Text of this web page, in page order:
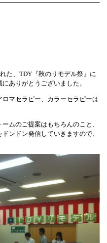
た、TDY『秋のリモデル祭』に
ありがとうございました。
マセラピー、カラーセラピーは
ムのご提案はもちろんのこと、
ンドン発信していきますので、